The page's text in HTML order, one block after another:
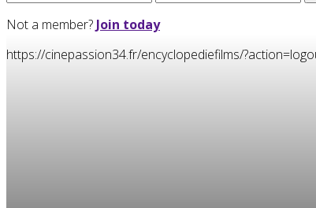
Not a member? Join today
https://cinepassion34.fr/encyclopediefilms/